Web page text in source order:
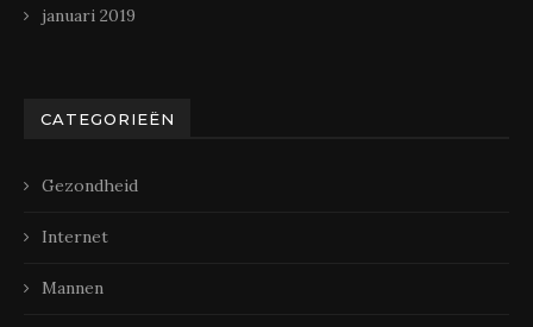
januari 2019
CATEGORIEËN
Gezondheid
Internet
Mannen